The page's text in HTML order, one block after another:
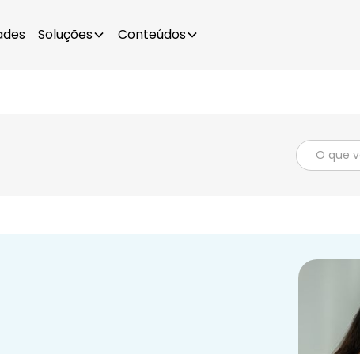
Soluções Conteúdos